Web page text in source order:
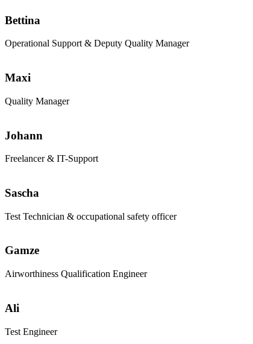
Bettina
Operational Support & Deputy Quality Manager
Maxi
Quality Manager
Johann
Freelancer & IT-Support
Sascha
Test Technician & occupational safety officer
Gamze
Airworthiness Qualification Engineer
Ali
Test Engineer